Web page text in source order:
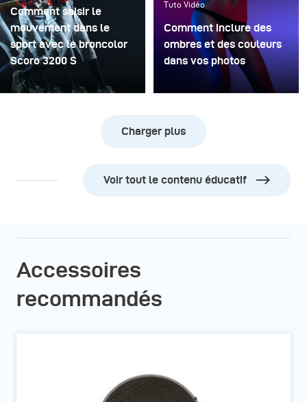
Comment saisir le
mouvement dans le
sport avec le broncolor
Scoro 3200 S
Tuto Vidéo
Comment inclure des
ombres et des couleurs
dans vos photos
Charger plus
Voir tout le contenu éducatif
Accessoires
recommandés